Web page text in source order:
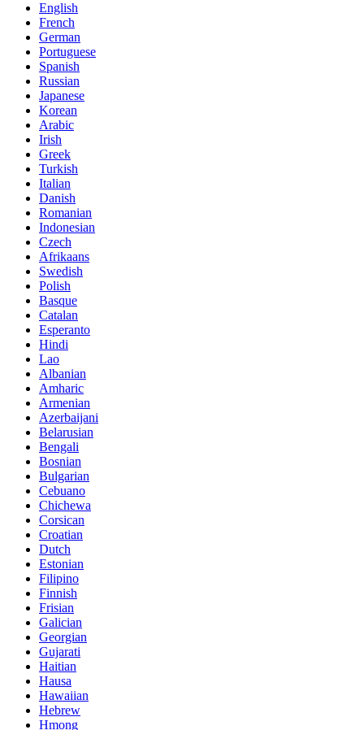
English
French
German
Portuguese
Spanish
Russian
Japanese
Korean
Arabic
Irish
Greek
Turkish
Italian
Danish
Romanian
Indonesian
Czech
Afrikaans
Swedish
Polish
Basque
Catalan
Esperanto
Hindi
Lao
Albanian
Amharic
Armenian
Azerbaijani
Belarusian
Bengali
Bosnian
Bulgarian
Cebuano
Chichewa
Corsican
Croatian
Dutch
Estonian
Filipino
Finnish
Frisian
Galician
Georgian
Gujarati
Haitian
Hausa
Hawaiian
Hebrew
Hmong